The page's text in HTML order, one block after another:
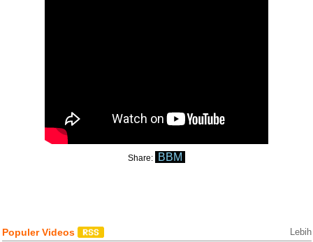
Share: BBM
Populer Videos Lebih